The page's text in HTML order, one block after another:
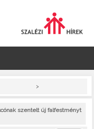
>
szentelt új falfestményt